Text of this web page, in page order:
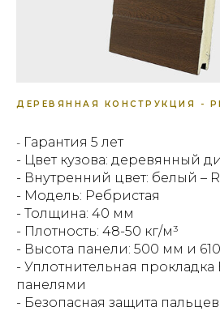
ДЕРЕВЯННАЯ КОНСТРУКЦИЯ -
- Гарантия 5 лет
- Цвет кузова: деревянный
- Внутренний цвет: белый –
- Модель: Ребристая
- Толщина: 40 мм
- Плотность: 48-50 кг/м³
- Высота панели: 500 мм и
- Уплотнительная
панелями
- Безопасная защита пальцев